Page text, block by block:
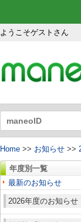
ようこそゲストさん
Home >> お知らせ >>
年度別一覧
最新のお知らせ
2026年度のお知らせ